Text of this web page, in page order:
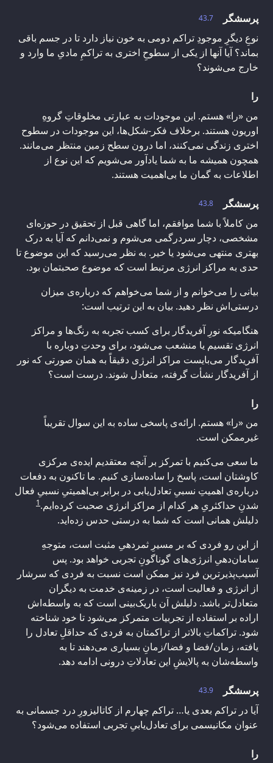
43.7
پرسشگر
نوعِ دیگرِ موجودِ تراکم دومی به خون نیاز دارد تا در جسم باقی
بماند؟ آیا آنها از یکی از سطوحِ اختری به تراکمِ مادیِ ما وارد و
خارج می‌شوند؟
را
من «را» هستم. این موجودات به عبارتی مخلوقاتِ گروهِ
اوریون هستند. برخلاف فکر-شکل‌ها، این موجودات در سطوح
اختری زندگی نمی‌کنند، اما درون سطح زمین منتظر می‌مانند.
همچون همیشه ما به شما یادآور می‌شویم که این نوع از
اطلاعات به گمان ما بی‌اهمیت هستند.
43.8
پرسشگر
من کاملاً با شما موافقم، اما گاهی قبل از تحقیق در حوزه‌ای
مشخصی، دچار سردرگمی می‌شوم و نمی‌دانم که آیا به درک
بهتری منتهی می‌شود یا خیر. به نظر می‌رسید که این موضوع تا
حدی به مراکز انرژی مرتبط است که موضوع صحبتمان بود.
بیانی را می‌خوانم و از شما می‌خواهم که درباره‌ی میزان
درستی‌اش نظر دهید. بیان به این ترتیب است:
هنگامیکه نورِ آفریدگار برای کسب تجربه به رنگ‌ها و مراکز
انرژی تقسیم یا منشعب می‌شود، برای وحدتِ دوباره با
آفریدگار می‌بایست مراکز انرژی دقیقاً به همان صورتی که نور
از آفریدگار نشأت گرفته، متعادل شوند. درست است؟
را
من «را» هستم. ارائه‌ی پاسخی ساده به این سوال تقریباً
غیرممکن است.
ما سعی می‌کنیم با تمرکز بر آنچه معتقدیم ایده‌ی مرکزی
کاوشتان است، پاسخ را ساده‌سازی کنیم. ما تاکنون به دفعات
درباره‌ی اهمیتِ نسبیِ تعادل‌یابی در برابر بی‌اهمیتیِ نسبیِ فعال
شدنِ حداکثریِ هر کدام از مراکز انرژی صحبت کرده‌ایم.1
دلیلش همانی است که شما به درستی حدس زده‌اید.
از این رو فردی که بر مسیرِ ثمردهیِ مثبت است، متوجهِ
سامان‌دهیِ انرژی‌های گوناگونِ تجربی خواهد بود. پس
آسیب‌پذیرترین فرد نیز ممکن است نسبت به فردی که سرشار
از انرژی و فعالیت است، در زمینه‌ی خدمت به دیگران
متعادل‌تر باشد. دلیلش آن باریک‌بینی است که به واسطه‌اش
اراده بر استفاده از تجربیات متمرکز می‌شود تا خود شناخته
شود. تراکماتِ بالاتر از تراکمتان به فردی که حداقلِ تعادل را
یافته، زمان/فضا و فضا/زمانِ بسیاری می‌دهند تا به
واسطه‌شان به پالایشِ این تعادلاتِ درونی ادامه دهد.
43.9
پرسشگر
آیا در تراکم بعدی یا… تراکم چهارم از کاتالیزورِ درد جسمانی به
عنوان مکانیسمی برای تعادل‌یابیِ تجربی استفاده می‌شود؟
را